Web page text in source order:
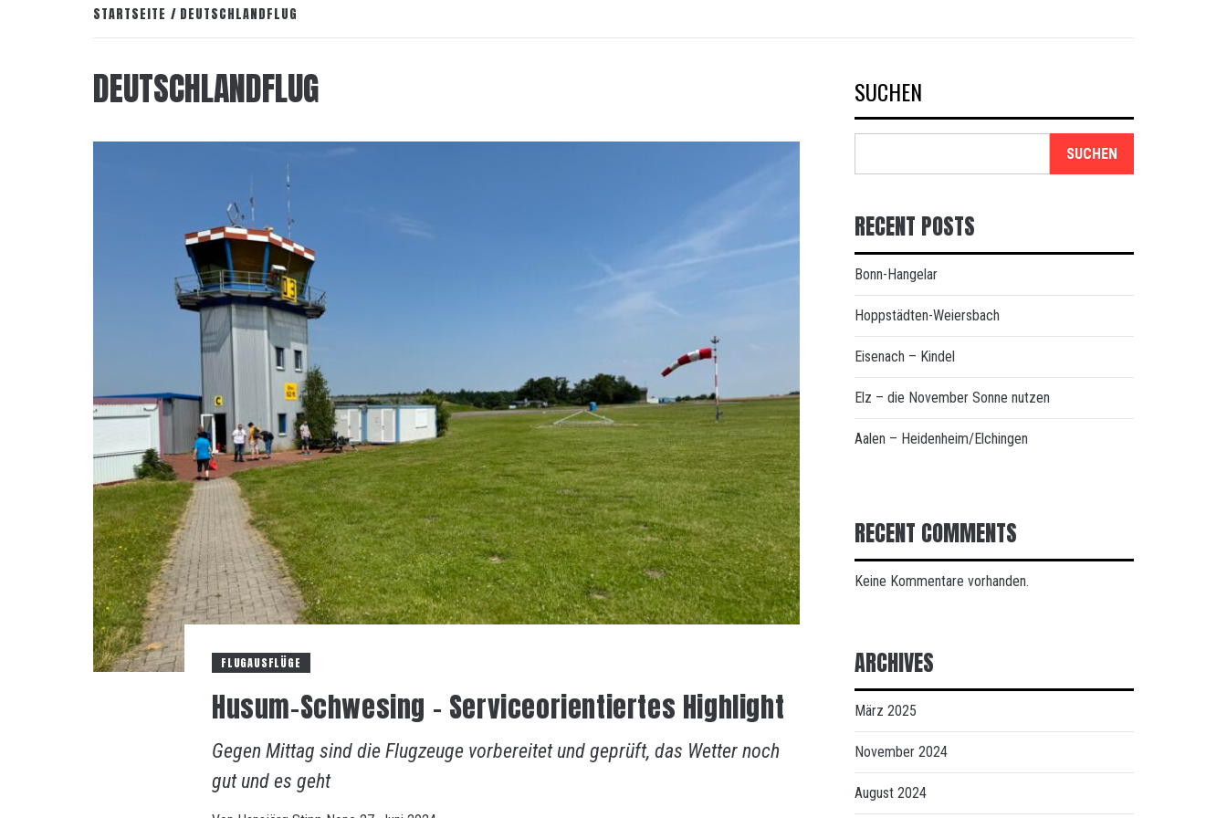
STARTSEITE DEUTSCHLANDFLUG
DEUTSCHLANDFLUG
FLUGAUSFLÜGE
Husum-Schwesing – Serviceorientiertes Highlight
Gegen Mittag sind die Flugzeuge vorbereitet und geprüft, das Wetter noch
gut und es geht
SUCHEN
SUCHEN
RECENT POSTS
Bonn-Hangelar
Hoppstädten-Weiersbach
Eisenach – Kindel
Elz – die November Sonne nutzen
Aalen – Heidenheim/Elchingen
RECENT COMMENTS
Keine Kommentare vorhanden.
ARCHIVES
März 2025
November 2024
August 2024